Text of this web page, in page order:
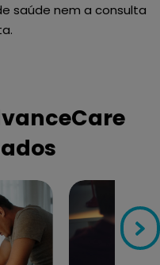
saúde nem a consulta